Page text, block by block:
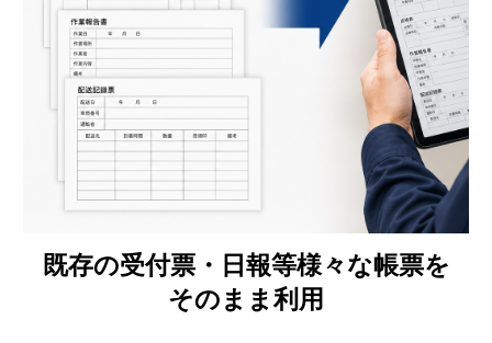
既存の受付票・日報等様々な帳票を
そのまま利用